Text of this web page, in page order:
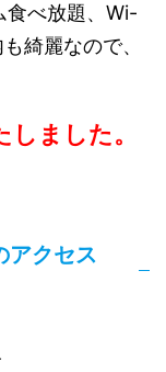
食べ放題、Wi-
綺麗なので、
ました。
アクセス